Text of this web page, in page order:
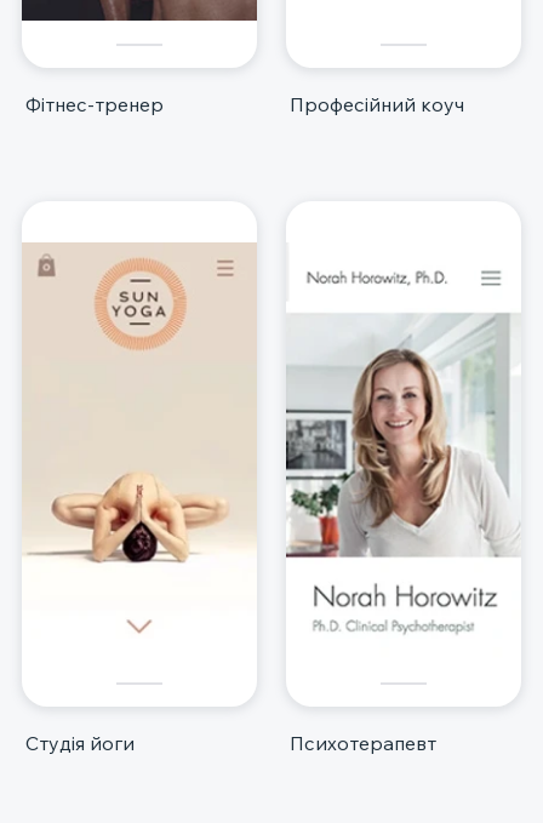
Фітнес-тренер Професійний коуч
Студія йоги Психотерапевт